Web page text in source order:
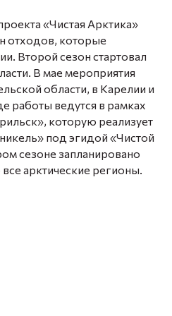
«Чистая Арктика»
отходов, которые
Второй сезон стартовал
В мае мероприятия
области, в Карелии и
работы ведутся в рамках
которую реализует
под эгидой «Чистой
сезоне запланировано
арктические регионы.